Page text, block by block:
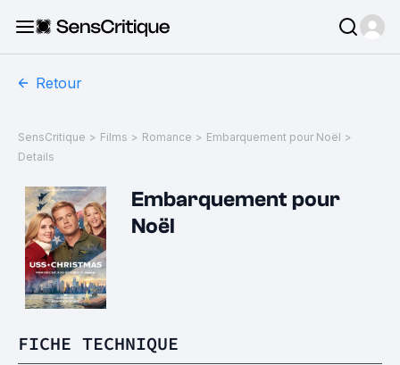
Retour
SensCritique > Films > Romance > Embarquement pour Noël >
Details
Embarquement pour
Noël
FICHE TECHNIQUE